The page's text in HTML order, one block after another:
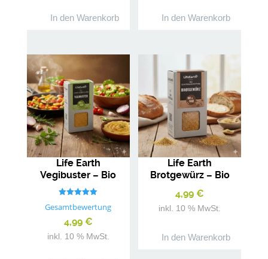
In den Warenkorb In den Warenkorb
Life Earth
Vegibuster – Bio
Gewürzmischung
5.00
Gesamtbewertung
4,99 €
inkl. 10 % MwSt.
Life Earth
Brotgewürz – Bio
Gewürzmischung
4,99€
inkl. 10 % MwSt.
In den Warenkorb